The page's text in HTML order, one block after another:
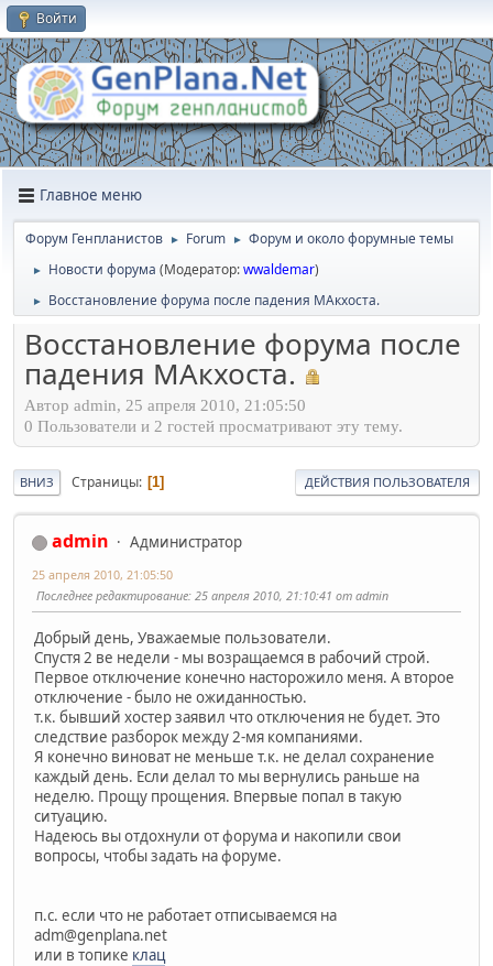
Войти
Главное меню
Форум Генпланистов ► Forum ► Форум и около форумные темы
► Новости форума (Модератор:wwaldemar)
► Восстановление форума после падения МАкхоста.
Восстановление форума после
падения МАкхоста.
Автор admin, 25 апреля 2010, 21:05:50
0 Пользователи и 2 гостей просматривают эту тему.
ВНИЗ Страницы 1 ДЕЙСТВИЯ ПОЛЬЗОВАТЕЛЯ
admin Администратор
25 апреля 2010, 21:05:50
Последнее редактирование: 25 апреля 2010, 21:10:41 от admin
Добрый день, Уважаемые пользователи.
Спустя 2 ве недели - мы возращаемся в рабочий строй.
Первое отключение конечно насторожило меня. А второе
отключение - было не ожиданностью.
т.к. бывший хостер заявил что отключения не будет. Это
следствие разборок между 2-мя компаниями.
Я конечно виноват не меньше т.к. не делал сохранение
каждый день. Если делал то мы вернулись раньше на
неделю. Прощу прощения. Впервые попал в такую
ситуацию.
Надеюсь вы отдохнули от форума и накопили свои
вопросы, чтобы задать на форуме.
п.с. если что не работает отписываемся на
adm@genplana.net
или в топике клац